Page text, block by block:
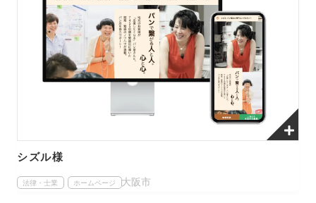
シズル様
法律・士業 ホームページ 大阪市